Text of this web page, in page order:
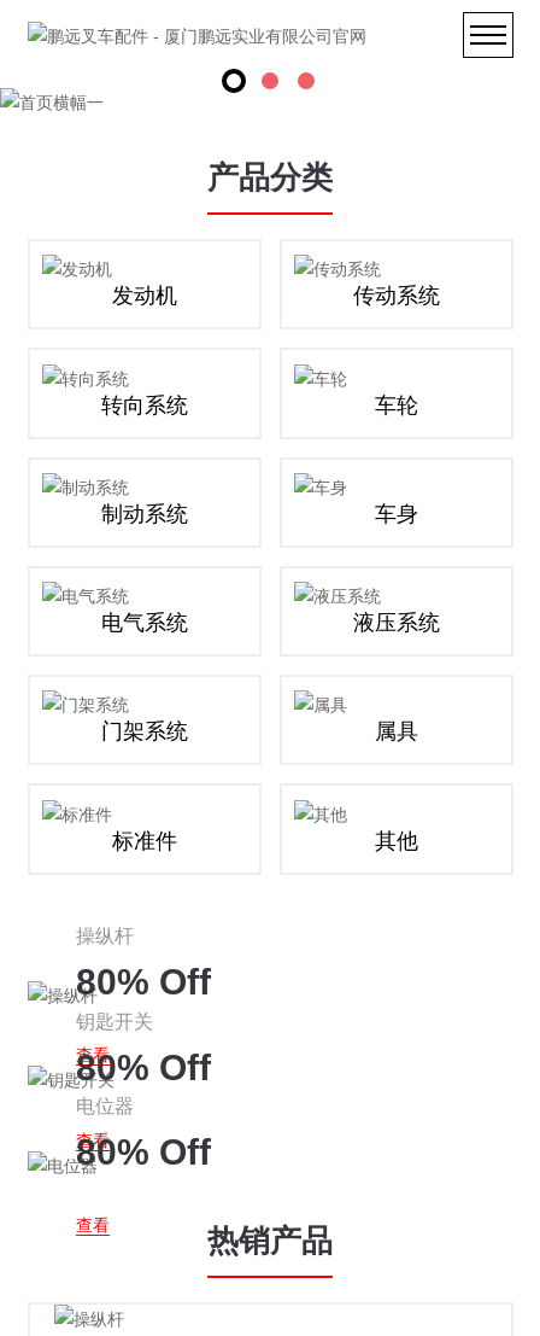
产品分类
发动机 传动系统
转向系统 车轮
制动系统 车身
电气系统 液压系统
门架系统 属具
标准件 其他
操纵杆
80% Off
查看
钥匙开关
80% Off
查看
电位器
80% Off
查看 热销产品